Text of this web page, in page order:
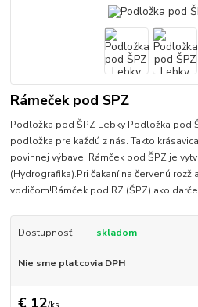
Rámeček pod SPZ
Podložka pod ŠPZ Lebky Podložka pod
podložka pre každú z nás. Takto
povinnej výbave! Rámček pod ŠPZ je
(Hydrografika).Pri čakaní na červenú
vodičom!Rámček pod RZ (ŠPZ) ako
Dostupnosť skladom
Nie sme platcovia DPH
€ 12